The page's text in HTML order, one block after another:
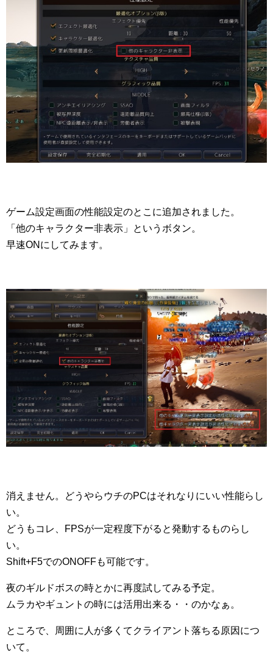
ゲーム設定画面の性能設定のとこに追加されました。
「他のキャラクター非表示」というボタン。
早速ONにしてみます。
消えません。どうやらウチのPCはそれなりにいい性能らし
い。
どうもコレ、FPSが一定程度下がると発動するものらし
い。
Shift+F5でのONOFFも可能です。
夜のギルドボスの時とかに再度試してみる予定。
ムラカやギュントの時には活用出来る・・のかなぁ。
ところで、周囲に人が多くてクライアント落ちる原因につ
いて。